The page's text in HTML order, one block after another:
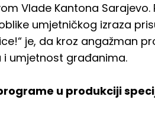
Vlade Kantona
umjetničkog izraza
je, da kroz angažman
i umjetnost građanima.
u produkciji